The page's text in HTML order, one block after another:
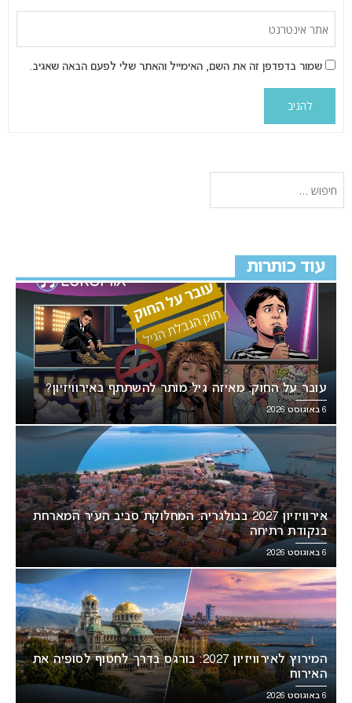
שמור בדפדפן זה את השם, האימייל והאתר שלי לפעם הבאה שאגיב.
עוד כותרות
עובר על החוק: מאיזה גיל מותר להשתתף באירוויזיון?
6 באוגוסט 2026
אירוויזיון 2027 בבולגריה: המחלוקת סביב העיר המארחת
בנקודת רתיחה
6 באוגוסט 2026
המירוץ לאירוויזיון 2027: בורגס בדרך לחטוף לסופיה את
האירוח
6 באוגוסט 2026